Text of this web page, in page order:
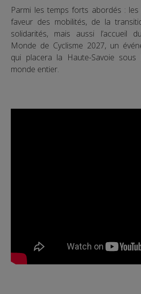
Parmi les temps forts abordés : les
faveur des mobilités, de la
solidarités, mais aussi l’accueil
Monde de Cyclisme 2027, un
qui placera la Haute-Savoie
monde entier.